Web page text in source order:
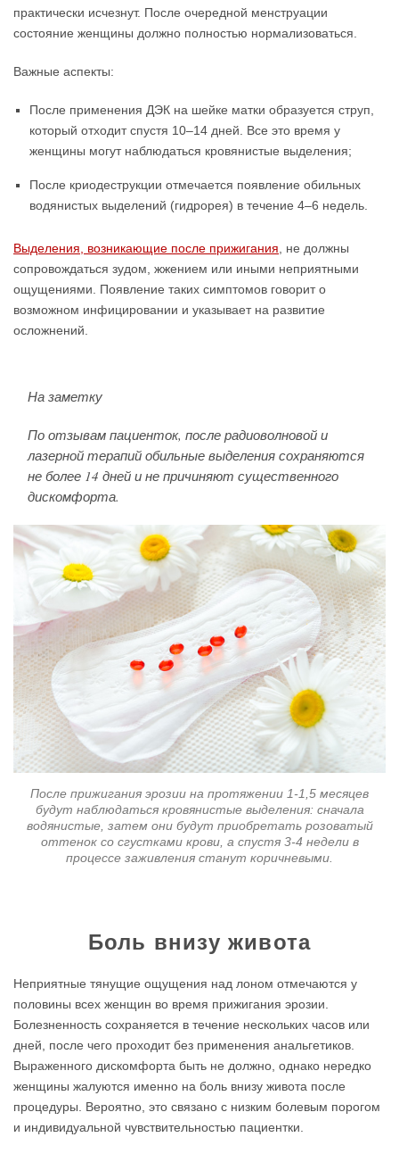
практически исчезнут. После очередной менструации
состояние женщины должно полностью нормализоваться.
Важные аспекты:
После применения ДЭК на шейке матки образуется струп,
который отходит спустя 10–14 дней. Все это время у
женщины могут наблюдаться кровянистые выделения;
После криодеструкции отмечается появление обильных
водянистых выделений (гидрорея) в течение 4–6 недель.
Выделения, возникающие после прижигания , не должны
сопровождаться зудом, жжением или иными неприятными
ощущениями. Появление таких симптомов говорит о
возможном инфицировании и указывает на развитие
осложнений.
На заметку
По отзывам пациенток, после радиоволновой и
лазерной терапий обильные выделения сохраняются
не более 14 дней и не причиняют существенного
дискомфорта.
После прижигания эрозии на протяжении 1-1,5 месяцев
будут наблюдаться кровянистые выделения: сначала
водянистые, затем они будут приобретать розоватый
оттенок со сгустками крови, а спустя 3-4 недели в
процессе заживления станут коричневыми.
Боль внизу живота
Неприятные тянущие ощущения над лоном отмечаются у
половины всех женщин во время прижигания эрозии.
Болезненность сохраняется в течение нескольких часов или
дней, после чего проходит без применения анальгетиков.
Выраженного дискомфорта быть не должно, однако нередко
женщины жалуются именно на боль внизу живота после
процедуры. Вероятно, это связано с низким болевым порогом
и индивидуальной чувствительностью пациентки.